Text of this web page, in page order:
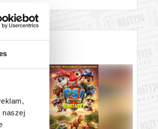
naszej